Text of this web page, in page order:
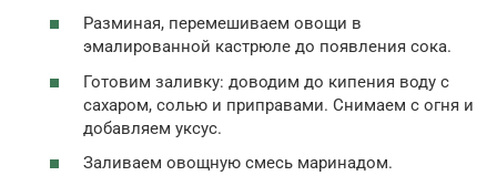
Разминая, перемешиваем овощи в
эмалированной кастрюле до появления сока.
Готовим заливку: доводим до кипения воду с
сахаром, солью и приправами. Снимаем с огня и
добавляем уксус.
Заливаем овощную смесь маринадом.